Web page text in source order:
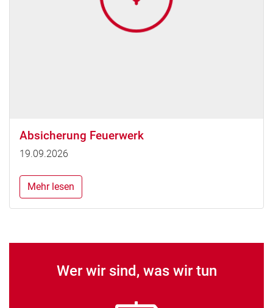
Absicherung Feuerwerk
19.09.2026
Mehr lesen
Wer wir sind, was wir tun